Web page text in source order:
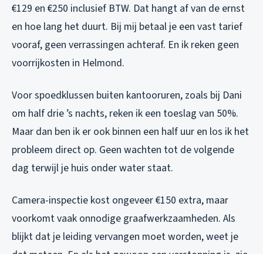
€129 en €250 inclusief BTW. Dat hangt af van de ernst
en hoe lang het duurt. Bij mij betaal je een vast tarief
vooraf, geen verrassingen achteraf. En ik reken geen
voorrijkosten in Helmond.
Voor spoedklussen buiten kantooruren, zoals bij Dani
om half drie ’s nachts, reken ik een toeslag van 50%.
Maar dan ben ik er ook binnen een half uur en los ik het
probleem direct op. Geen wachten tot de volgende
dag terwijl je huis onder water staat.
Camera-inspectie kost ongeveer €150 extra, maar
voorkomt vaak onnodige graafwerkzaamheden. Als
blijkt dat je leiding vervangen moet worden, weet je